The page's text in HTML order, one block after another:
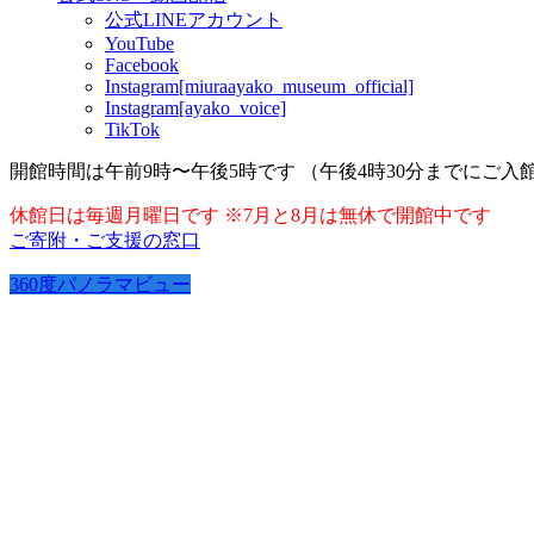
公式LINEアカウント
YouTube
Facebook
Instagram[miuraayako_museum_official]
Instagram[ayako_voice]
TikTok
開館時間は午前9時〜午後5時です （午後4時30分までにご入
休館日は毎週月曜日です ※7月と8月は無休で開館中です
ご寄附・ご支援の窓口
360度パノラマビュー